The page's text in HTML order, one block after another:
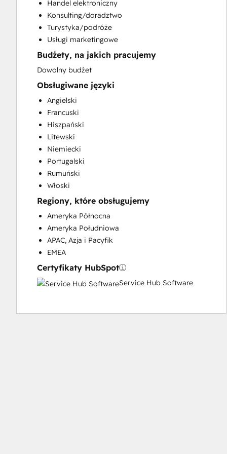
Social Media
Handel elektroniczny
Konsulting/doradztwo
Turystyka/podróże
Usługi marketingowe
Budżety, na jakich pracujemy
Dowolny budżet
Obsługiwane języki
Angielski
Francuski
Hiszpański
Litewski
Niemiecki
Portugalski
Rumuński
Włoski
Regiony, które obsługujemy
Ameryka Północna
Ameryka Południowa
APAC, Azja i Pacyfik
EMEA
Certyfikaty HubSpot
Service Hub Software